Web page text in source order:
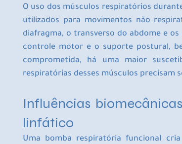
O uso dos músculos respiratórios
utilizados para movimentos não
diafragma, o transverso do abdome e
controle motor e o suporte postural,
comprometida, há uma maior
respiratórias desses músculos precisam
Influências
linfático
Uma bomba respiratória funcional